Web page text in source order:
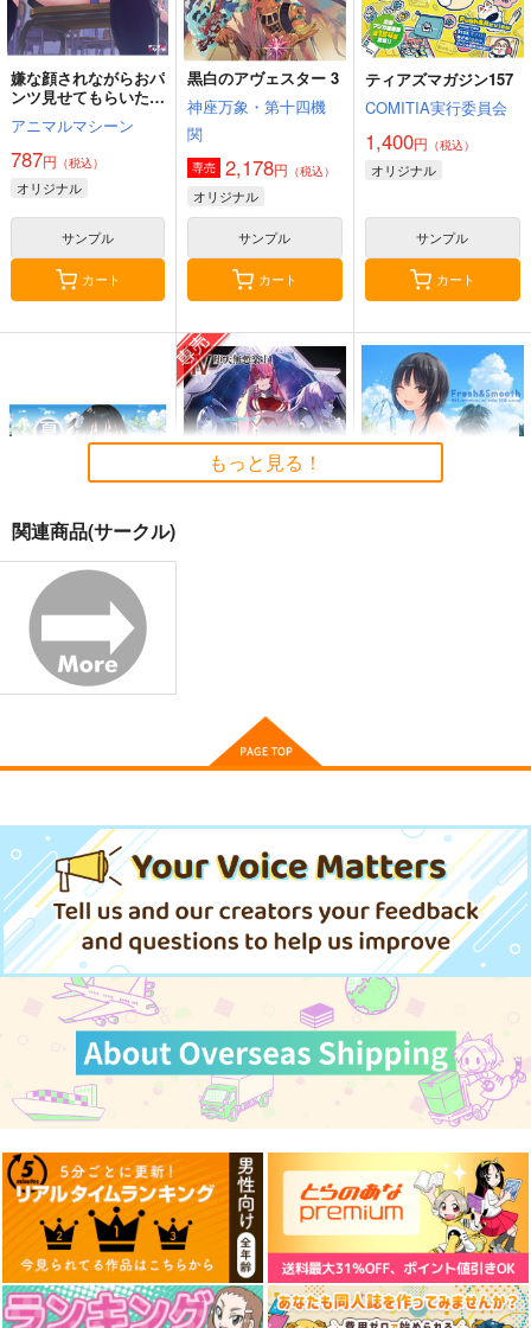
嫌な顔されながらおパ
ンツ見せてもらいたい
本14
アニマルマシーン
787円 （税込）
オリジナル
サンプル
カート
黒白のアヴェスター 3
神座万象・第十四機
関
専売 2,178円 （税込）
オリジナル
サンプル
カート
ティアズマガジン157
COMITIA実行委員会
1,400円 （税込）
オリジナル
サンプル
カート
夏色しずく
5年目の放課後
899 （税込）
オリジナル しずく
サンプル
コミケ童話の裏話総集
編4
おのでら総本舗
1,540円（税込）
オリジナル メロス
サンプル
カート
FETISH ACADEMY
（税込）
オリジナル
青山 澄香
白峰 莉花
メレ・レタナグア
サンプル
カート
黒白のアヴェスター 2
関
専売 2,178円（税込）
オリジナル
サンプル
カート
もっと見る！
関連商品(サークル)